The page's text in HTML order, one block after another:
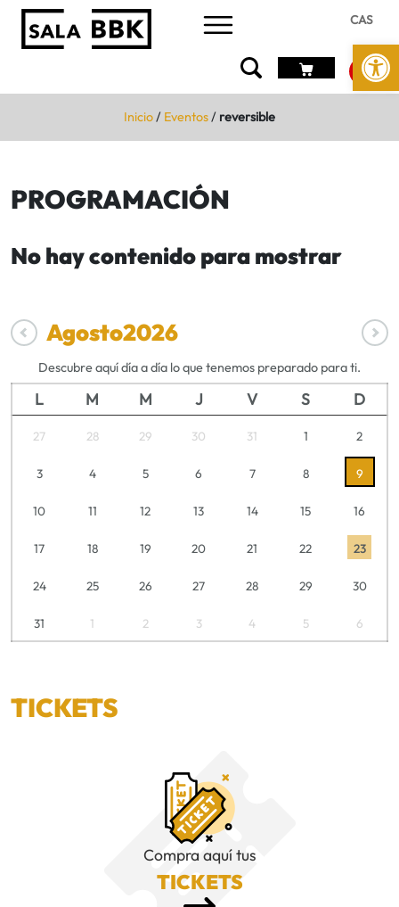
Abrir
CAS
Inicio/ Eventos/ reversible
PROGRAMACIÓN
No hay contenido para mostrar
Agosto2026
Descubre aquí día a día lo que tenemos preparado para ti.
L M M J V S D
27 28 29 30 31 1 2
3 4 5 6 7 8 9
10 11 12 13 14 15 16
17 18 19 20 21 22 23
24 25 26 27 28 29 30
31 1 2 3 4 5 6
TICKETS
Compra aquí tus
TICKETS